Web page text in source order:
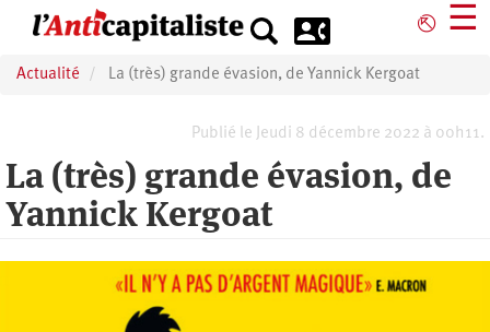
principal
⎋ ☰
Actualité La (très) grande évasion, de Yannick Kergoat
Publié le Jeudi 8 décembre 2022 à 00h11.
La (très) grande évasion, de
Yannick Kergoat